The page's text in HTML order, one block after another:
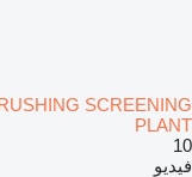
SCREENING
PLANT
10
فيديو